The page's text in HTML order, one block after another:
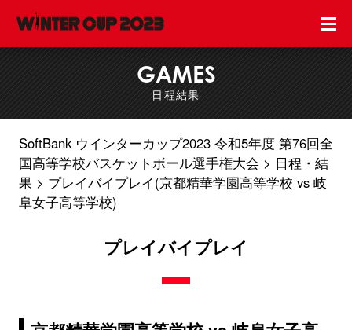
GAMES
日程結果
SoftBank ウインターカップ2023 令和5年度 第76回全
国高等学校バスケットボール選手権大会
日程・結
果
プレイバイプレイ(京都精華学園高等学校 vs 岐
阜女子高等学校)
プレイバイプレイ